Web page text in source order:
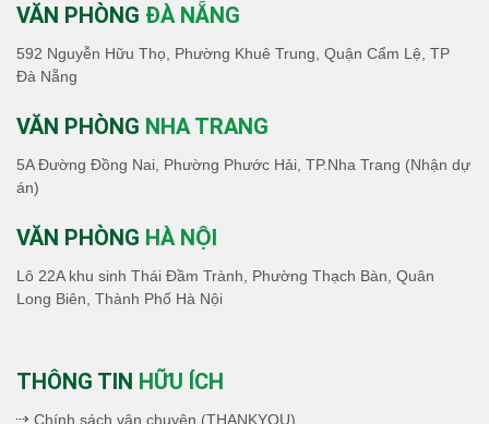
VĂN PHÒNG ĐÀ NẴNG
592 Nguyễn Hữu Thọ, Phường Khuê Trung, Quận Cẩm Lệ, TP
Đà Nẵng
VĂN PHÒNG NHA TRANG
5A Đường Đồng Nai, Phường Phước Hải, TP.Nha Trang (Nhận dự
án)
VĂN PHÒNG HÀ NỘI
Lô 22A khu sinh Thái Đầm Trành, Phường Thạch Bàn, Quân
Long Biên, Thành Phố Hà Nội
THÔNG TIN HỮU ÍCH
Chính sách vận chuyên (THANKYOU)